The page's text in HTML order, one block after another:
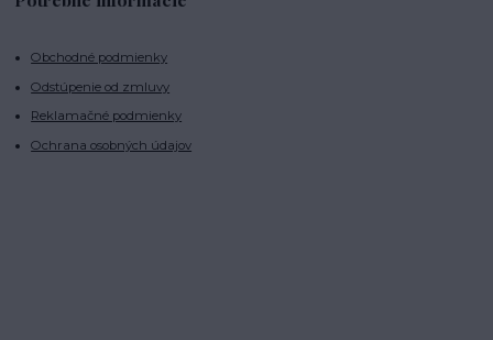
Obchodné podmienky
Odstúpenie od zmluvy
Reklamačné podmienky
Ochrana osobných údajov